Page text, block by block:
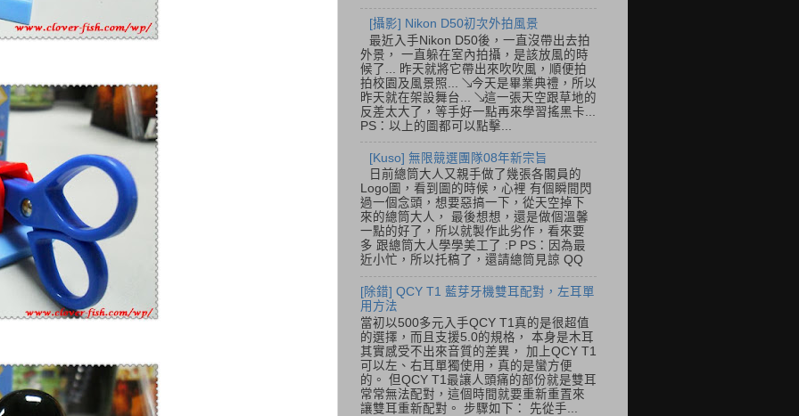
[攝影] Nikon D50初次外拍風景
最近入手Nikon D50後，一直沒帶出去拍
外景， 一直躲在室內拍攝，是該放風的時
候了... 昨天就將它帶出來吹吹風，順便拍
拍校園及風景照... ↘今天是畢業典禮，所以
昨天就在架設舞台... ↘這一張天空跟草地的
反差太大了，等手好一點再來學習搖黑卡...
PS：以上的圖都可以點擊...
[Kuso] 無限競選團隊08年新宗旨
日前總筒大人又親手做了幾張各閣員的
Logo圖，看到圖的時候，心裡 有個瞬間閃
過一個念頭，想要惡搞一下，從天空掉下
來的總筒大人， 最後想想，還是做個溫馨
一點的好了，所以就製作此劣作，看來要
多 跟總筒大人學學美工了 :P PS：因為最
近小忙，所以托稿了，還請總筒見諒 QQ
[除錯] QCY T1 藍芽牙機雙耳配對，左耳單
用方法
當初以500多元入手QCY T1真的是很超值
的選擇，而且支援5.0的規格， 本身是木耳
其實感受不出來音質的差異， 加上QCY T1
可以左、右耳單獨使用，真的是蠻方便
的。 但QCY T1最讓人頭痛的部份就是雙耳
常常無法配對，這個時間就要重新重置來
讓雙耳重新配對。 步驟如下： 先從手...